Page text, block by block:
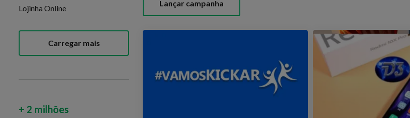
Lançar campanha
Lojinha Online
Carregar mais
+ 2 milhões